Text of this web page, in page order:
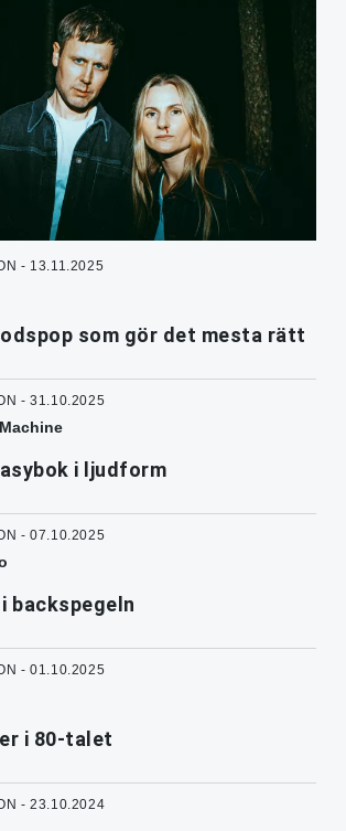
- 13.11.2025
som gör det mesta rätt
- 31.10.2025
i ljudform
- 07.10.2025
backspegeln
- 01.10.2025
i 80-talet
- 23.10.2024